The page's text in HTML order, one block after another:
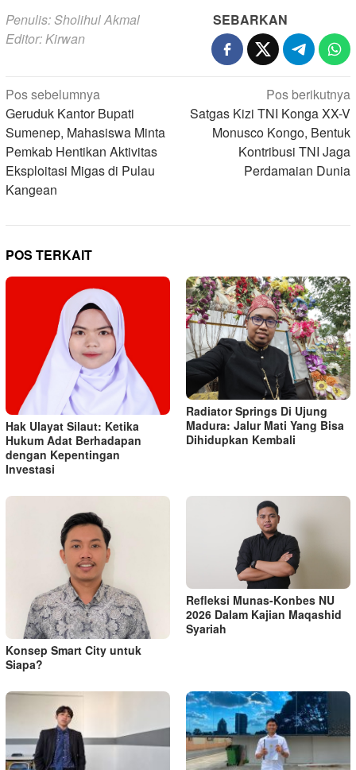
Penulis: Sholihul Akmal
Editor: Kirwan
SEBARKAN
Navigasi
pos
Pos sebelumnya
Geruduk Kantor Bupati
Sumenep, Mahasiswa Minta
Pemkab Hentikan Aktivitas
Eksploitasi Migas di Pulau
Kangean
Pos berikutnya
Satgas Kizi TNI Konga XX-V
Monusco Kongo, Bentuk
Kontribusi TNI Jaga
Perdamaian Dunia
POS TERKAIT
Hak Ulayat Silaut: Ketika
Hukum Adat Berhadapan
dengan Kepentingan
Investasi
Radiator Springs Di Ujung
Madura: Jalur Mati Yang Bisa
Dihidupkan Kembali
Konsep Smart City untuk
Siapa?
Refleksi Munas-Konbes NU
2026 Dalam Kajian Maqashid
Syariah